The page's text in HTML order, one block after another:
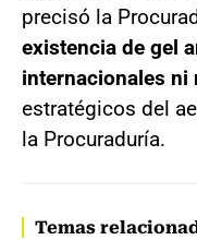
precisó la
existencia de gel
internacionales ni
estratégicos del
la Procuraduría.
Temas